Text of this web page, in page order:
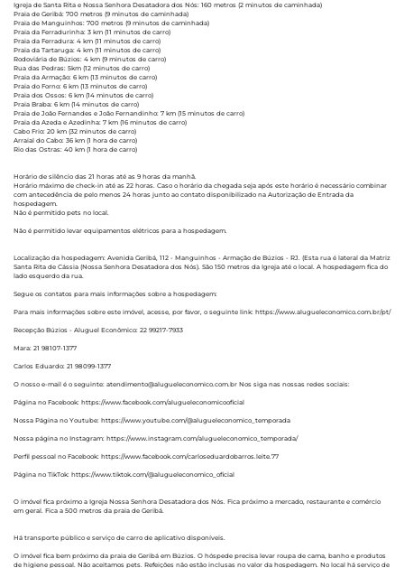
Igreja de Santa Rita e Nossa Senhora Desatadora dos Nós: 160 metros (2 minutos de caminhada)
Praia de Geribá: 700 metros (9 minutos de caminhada)
Praia de Manguinhos: 700 metros (9 minutos de caminhada)
Praia da Ferradurinha: 3 km (11 minutos de carro)
Praia da Ferradura: 4 km (11 minutos de carro)
Praia da Tartaruga: 4 km (11 minutos de carro)
Rodoviária de Búzios: 4 km (9 minutos de carro)
Rua das Pedras: 5km (12 minutos de carro)
Praia da Armação: 6 km (13 minutos de carro)
Praia do Forno: 6 km (13 minutos de carro)
Praia dos Ossos: 6 km (14 minutos de carro)
Praia Braba: 6 km (14 minutos de carro)
Praia de João Fernandes e João Fernandinho: 7 km (15 minutos de carro)
Praia da Azeda e Azedinha: 7 km (16 minutos de carro)
Cabo Frio: 20 km (32 minutos de carro)
Arraial do Cabo: 36 km (1 hora de carro)
Rio das Ostras: 40 km (1 hora de carro)
Horário de silêncio das 21 horas até as 9 horas da manhã.
Horário máximo de check-in até as 22 horas. Caso o horário da chegada seja após este horário é necessário combinar
com antecedência de pelo menos 24 horas junto ao contato disponibilizado na Autorização de Entrada da
hospedagem.
Não é permitido pets no local.
Não é permitido levar equipamentos elétricos para a hospedagem.
Localização da hospedagem: Avenida Geribá, 112 - Manguinhos - Armação de Búzios - RJ. (Esta rua é lateral da Matriz
Santa Rita de Cássia (Nossa Senhora Desatadora dos Nós). São 150 metros da Igreja até o local. A hospedagem fica do
lado esquerdo da rua.
Segue os contatos para mais informações sobre a hospedagem:
Para mais informações sobre este imóvel, acesse, por favor, o seguinte link: https://www.alugueleconomico.com.br/pt/
Recepção Búzios - Aluguel Econômico: 22 99217-7933
Mara: 21 98107-1377
Carlos Eduardo: 21 98099-1377
O nosso e-mail é o seguinte: atendimento@alugueleconomico.com.br Nos siga nas nossas redes sociais:
Página no Facebook: https://www.facebook.com/alugueleconomicooficial
Nossa Página no Youtube: https://www.youtube.com/@alugueleconomico_temporada
Nossa página no Instagram: https://www.instagram.com/alugueleconomico_temporada/
Perfil pessoal no Facebook: https://www.facebook.com/carloseduardobarros.leite.77
Página no TikTok: https://www.tiktok.com/@alugueleconomico_oficial
O imóvel fica próximo a Igreja Nossa Senhora Desatadora dos Nós. Fica próximo a mercado, restaurante e comércio
em geral. Fica a 500 metros da praia de Geribá.
Há transporte público e serviço de carro de aplicativo disponíveis.
O imóvel fica bem próximo da praia de Geribá em Búzios. O hóspede precisa levar roupa de cama, banho e produtos
de higiene pessoal. Não aceitamos pets. Refeições não estão inclusas no valor da hospedagem. No local há serviço de